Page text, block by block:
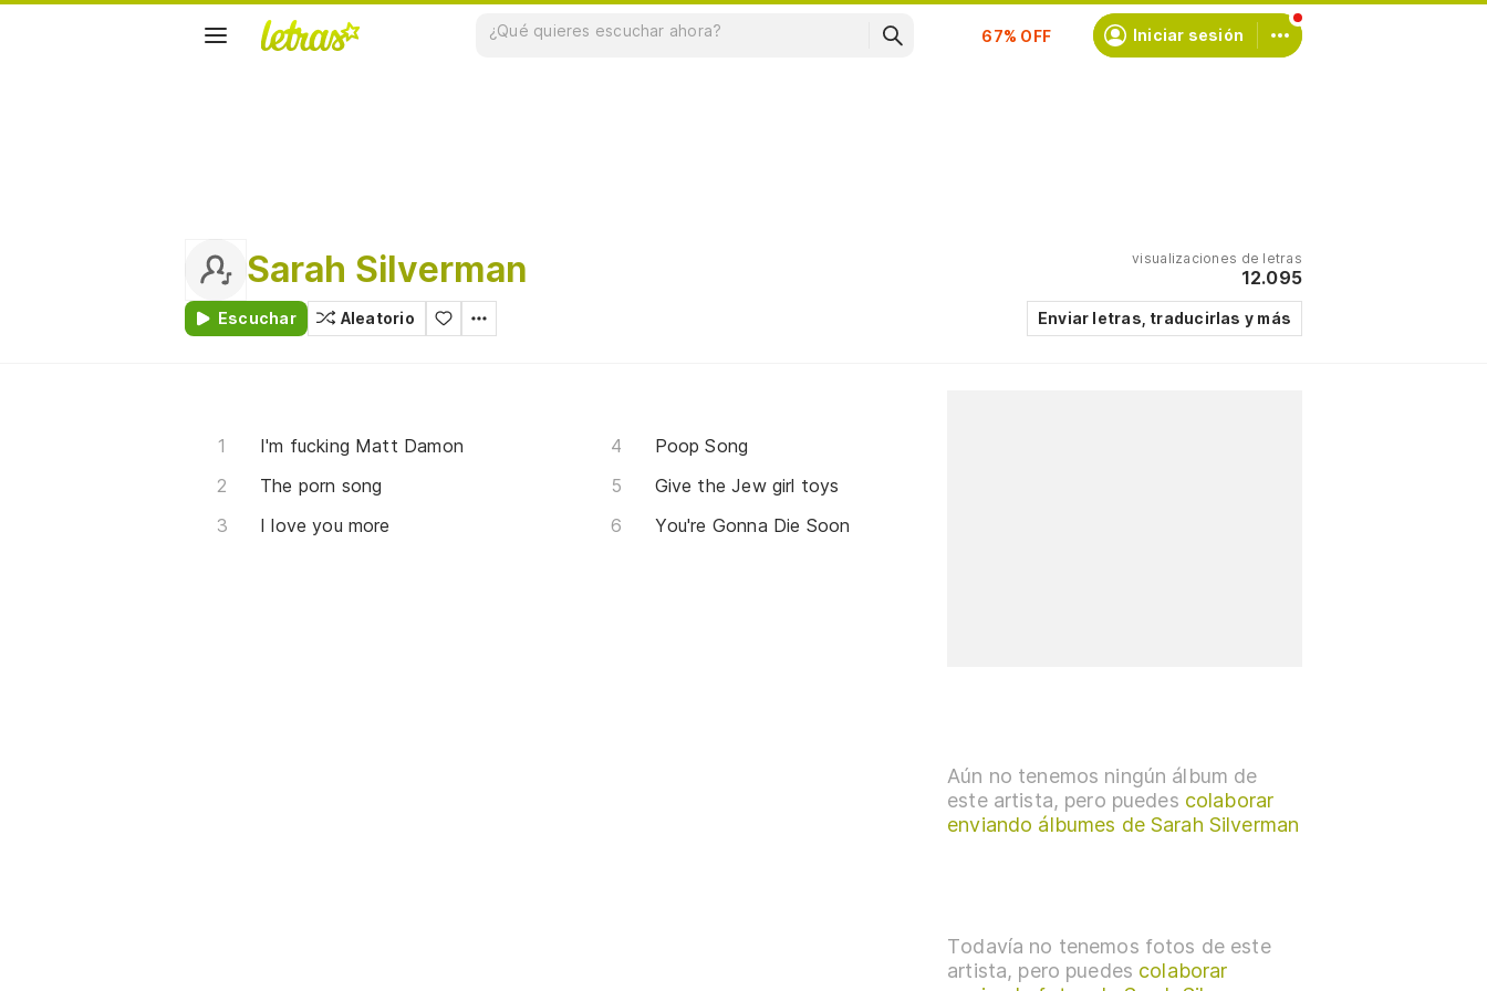
Suscríbete
Iniciar sesión
Sarah Silverman
Escuchar Aleatorio
visualizaciones de letras
12.095
Enviar letras, traducirlas y más
I'm fucking Matt Damon
The porn song
I love you more
Poop Song
Give the Jew girl toys
You're Gonna Die Soon
Aún no tenemos ningún álbum de
este artista, pero puedes colaborar
enviando álbumes de Sarah Silverman
Todavía no tenemos fotos de este
artista, pero puedes colaborar